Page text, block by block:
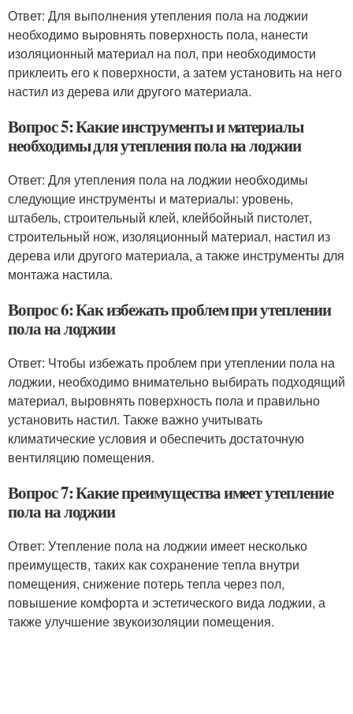
Ответ: Для выполнения утепления пола на лоджии
необходимо выровнять поверхность пола, нанести
изоляционный материал на пол, при необходимости
приклеить его к поверхности, а затем установить на него
настил из дерева или другого материала.
Вопрос 5: Какие инструменты и материалы
необходимы для утепления пола на лоджии
Ответ: Для утепления пола на лоджии необходимы
следующие инструменты и материалы: уровень,
штабель, строительный клей, клейбойный пистолет,
строительный нож, изоляционный материал, настил из
дерева или другого материала, а также инструменты для
монтажа настила.
Вопрос 6: Как избежать проблем при утеплении
пола на лоджии
Ответ: Чтобы избежать проблем при утеплении пола на
лоджии, необходимо внимательно выбирать подходящий
материал, выровнять поверхность пола и правильно
установить настил. Также важно учитывать
климатические условия и обеспечить достаточную
вентиляцию помещения.
Вопрос 7: Какие преимущества имеет утепление
пола на лоджии
Ответ: Утепление пола на лоджии имеет несколько
преимуществ, таких как сохранение тепла внутри
помещения, снижение потерь тепла через пол,
повышение комфорта и эстетического вида лоджии, а
также улучшение звукоизоляции помещения.